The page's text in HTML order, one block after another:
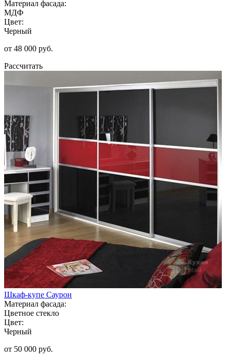
Материал фасада:
МДФ
Цвет:
Черный
от 48 000 руб.
Рассчитать
Шкаф-купе Саурон
Материал фасада:
Цветное стекло
Цвет:
Черный
от 50 000 руб.